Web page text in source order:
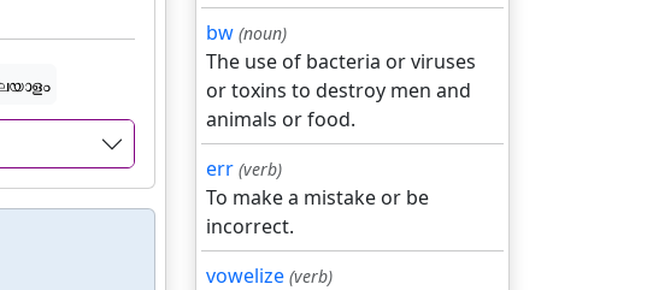
bw (noun)
The use of bacteria or viruses
or toxins to destroy men and
animals or food.
err (verb)
To make a mistake or be
incorrect.
vowelize (verb)